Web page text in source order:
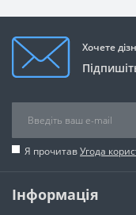
Хочете
Я прочитавУгода
Інформація